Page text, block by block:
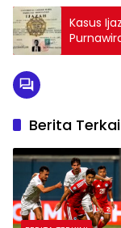
Kasus
Metro
Berita